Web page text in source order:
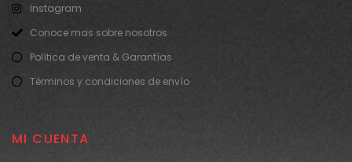
Instagram
Conoce mas sobre nosotros
Política de venta & Garantías
Términos y condiciones de envío
MI CUENTA